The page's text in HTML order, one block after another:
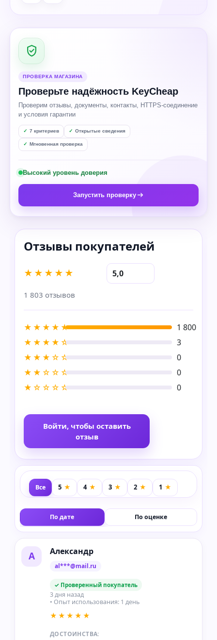
ПРОВЕРКА МАГАЗИНА
Проверьте надёжность KeyCheap
Проверим отзывы, документы, контакты, HTTPS-соединение
и условия гарантии
7 критериев Открытые сведения
Мгновенная проверка
Высокий уровень доверия
Запустить проверку
★★★★★ 5,0
1 803 отзывов
★★★★★
1 800
★★★★☆
3
★★★☆☆
0
★★☆☆☆
0
★☆☆☆☆
0
Войти, чтобы оставить
отзыв
Все
По дате По оценке
А Александр
al***@mail.ru
✓ Проверенный покупатель
3 дня назад
• Опыт использования: 1 день
★★★★★
ДОСТОИНСТВА: